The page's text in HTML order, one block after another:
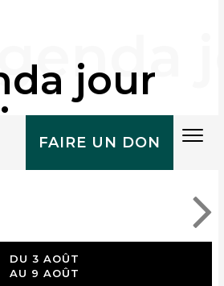
FAIRE UN DON
jour
DU 3 AOÛT
AU 9 AOÛT